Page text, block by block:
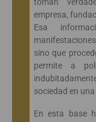
empresa,
Esa
sino que
permite a
sociedad en
En esta base